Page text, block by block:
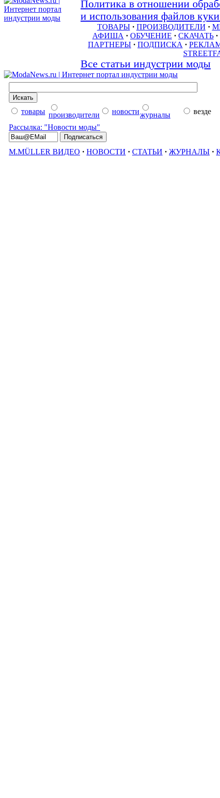
Политика в отношении
и использования файлов
ТОВАРЫ · ПРОИЗВОДИТЕЛИ ·
АФИША · ОБУЧЕНИЕ · СКАЧАТЬ ·
ПАРТНЕРЫ · ПОДПИСКА ·
Все статьи индустрии моды
товары производители новостижурналы
везде
Рассылка: "Новости моды"
M.MÜLLER ВИДЕО · НОВОСТИ · СТАТЬИ · ЖУРНАЛЫ ·